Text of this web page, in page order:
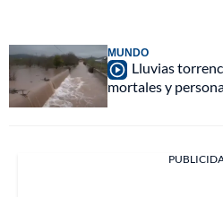
MUNDO
Lluvias
mortales y